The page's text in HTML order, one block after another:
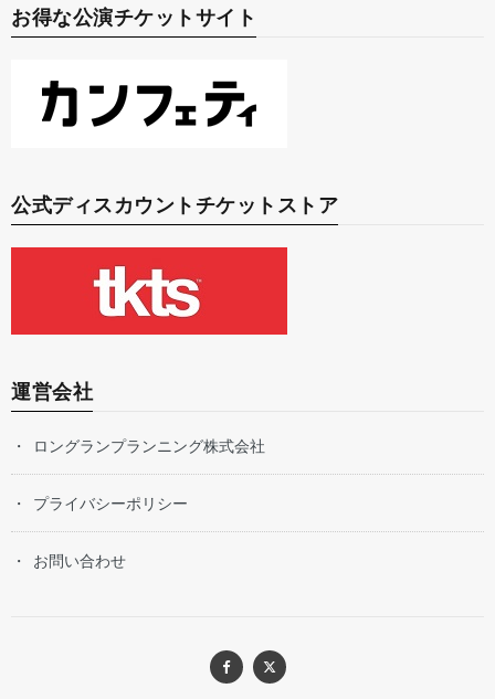
お得な公演チケットサイト
公式ディスカウントチケットストア
運営会社
ロングランプランニング株式会社
プライバシーポリシー
お問い合わせ